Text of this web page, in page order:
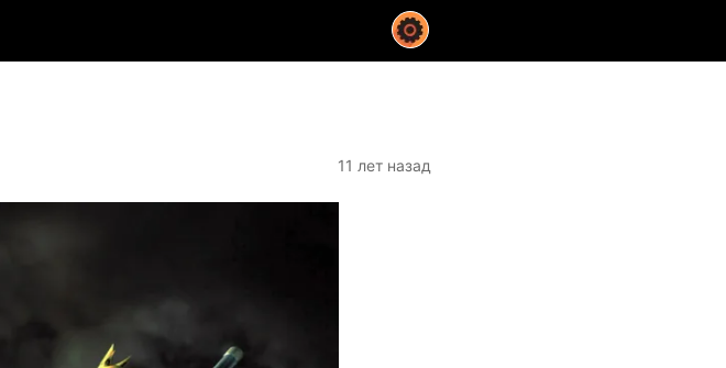
11 лет назад